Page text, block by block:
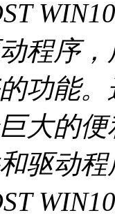
程序
功能
大的
驱动